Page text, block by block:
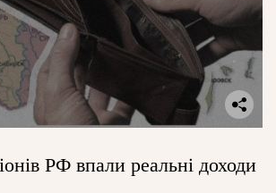
РФ впали реальні доходи